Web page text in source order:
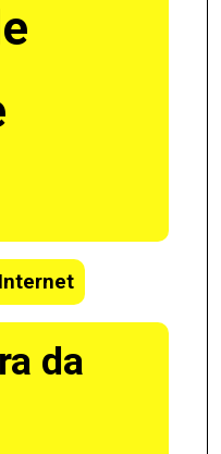
Internet
da